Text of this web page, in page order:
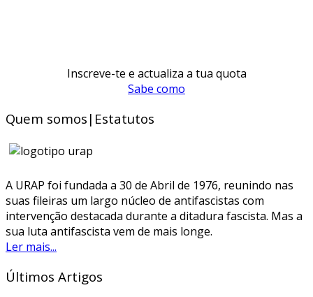
Inscreve-te e actualiza a tua quota
Sabe como
Quem somos|Estatutos
A URAP foi fundada a 30 de Abril de 1976, reunindo nas
suas fileiras um largo núcleo de antifascistas com
intervenção destacada durante a ditadura fascista. Mas a
sua luta antifascista vem de mais longe.
Ler mais...
Últimos Artigos